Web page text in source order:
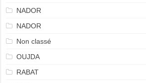
NADOR
NADOR
Non classé
OUJDA
RABAT